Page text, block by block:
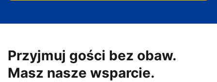
Przyjmuj gości bez obaw.
Masz nasze wsparcie.